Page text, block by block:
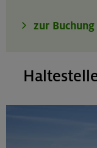
zur Buchung